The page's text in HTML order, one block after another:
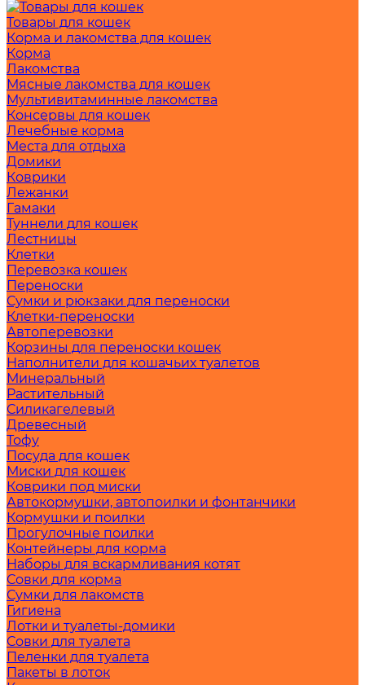
Товары для кошек
Корма и лакомства для кошек
Корма
Лакомства
Мясные лакомства для кошек
Мультивитаминные лакомства
Консервы для кошек
Лечебные корма
Места для отдыха
Домики
Коврики
Лежанки
Гамаки
Туннели для кошек
Лестницы
Клетки
Перевозка кошек
Переноски
Сумки и рюкзаки для переноски
Клетки-переноски
Автоперевозки
Корзины для переноски кошек
Наполнители для кошачьих туалетов
Минеральный
Растительный
Силикагелевый
Древесный
Тофу
Посуда для кошек
Миски для кошек
Коврики под миски
Автокормушки, автопоилки и фонтанчики
Кормушки и поилки
Прогулочные поилки
Контейнеры для корма
Наборы для вскармливания котят
Совки для корма
Сумки для лакомств
Гигиена
Лотки и туалеты-домики
Совки для туалета
Пеленки для туалета
Пакеты в лоток